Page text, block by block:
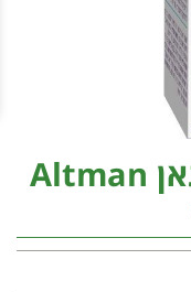
אלטמן פרוביוטיק ווגאן Altman